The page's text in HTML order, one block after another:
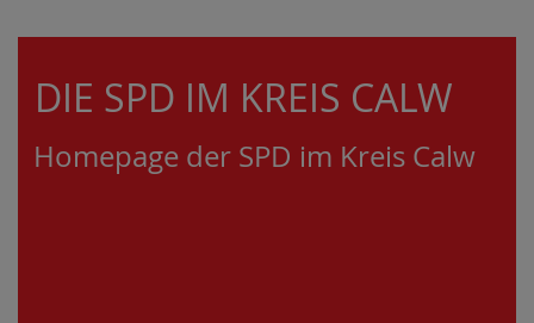
DIE SPD IM KREIS CALW
Homepage der SPD im Kreis Calw